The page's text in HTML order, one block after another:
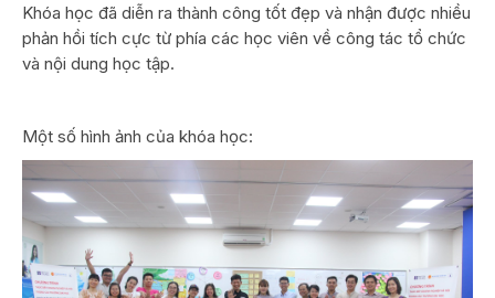
Khóa học đã diễn ra thành công tốt đẹp và nhận được nhiều
phản hồi tích cực từ phía các học viên về công tác tổ chức
và nội dung học tập.
Một số hình ảnh của khóa học: